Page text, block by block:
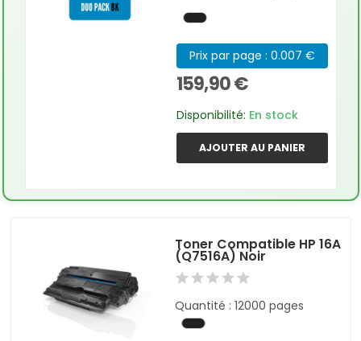
Prix par page : 0.007 €
159,90 €
Disponibilité: En stock
AJOUTER AU PANIER
Toner Compatible HP 16A
(Q7516A) Noir
Quantité : 12000 pages